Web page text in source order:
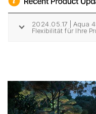
2024.05.17 | Aqua
Flexibilität für Ihre